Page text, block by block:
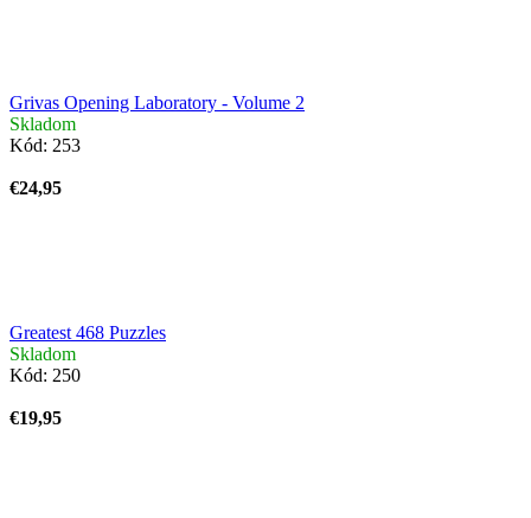
Grivas Opening Laboratory - Volume 2
Skladom
Kód: 253
€24,95
Greatest 468 Puzzles
Skladom
Kód: 250
€19,95